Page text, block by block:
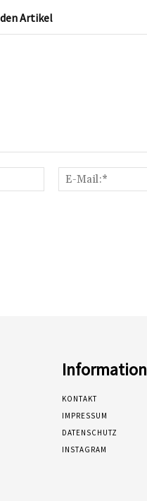
Artikel
Name:*
Information
KONTAKT
IMPRESSUM
DATENSCHUTZ
INSTAGRAM